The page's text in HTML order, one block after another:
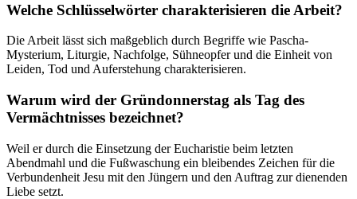
Welche Schlüsselwörter charakterisieren die Arbeit?
Die Arbeit lässt sich maßgeblich durch Begriffe wie Pascha-
Mysterium, Liturgie, Nachfolge, Sühneopfer und die Einheit von
Leiden, Tod und Auferstehung charakterisieren.
Warum wird der Gründonnerstag als Tag des
Vermächtnisses bezeichnet?
Weil er durch die Einsetzung der Eucharistie beim letzten
Abendmahl und die Fußwaschung ein bleibendes Zeichen für die
Verbundenheit Jesu mit den Jüngern und den Auftrag zur dienenden
Liebe setzt.